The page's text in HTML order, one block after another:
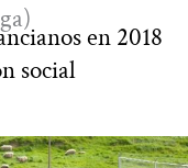
en 2018
social